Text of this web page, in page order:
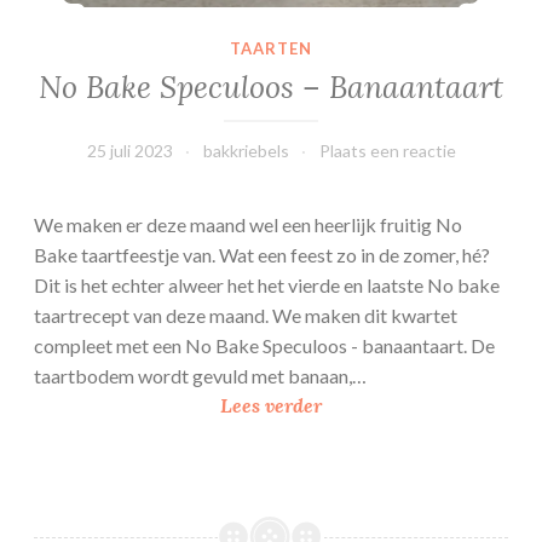
TAARTEN
No Bake Speculoos – Banaantaart
25 juli 2023 bakkriebels Plaats een reactie
We maken er deze maand wel een heerlijk fruitig No
Bake taartfeestje van. Wat een feest zo in de zomer, hé?
Dit is het echter alweer het het vierde en laatste No bake
taartrecept van deze maand. We maken dit kwartet
compleet met een No Bake Speculoos - banaantaart. De
taartbodem wordt gevuld met banaan,…
Lees verderN